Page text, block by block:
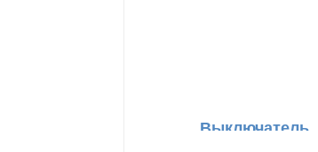
Выключатель